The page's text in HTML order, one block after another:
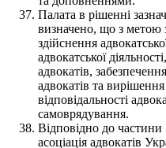
Палата в рішенні
визначено, що з метою
здійснення
адвокатської
адвокатів,
адвокатів та
відповідальності
самоврядування.
Відповідно до
асоціація адвокатів